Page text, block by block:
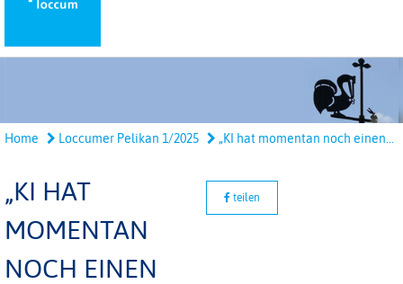
Home Loccumer Pelikan 1/2025 „KI hat momentan noch einen...
„KI HAT
MOMENTAN
NOCH EINEN
teilen